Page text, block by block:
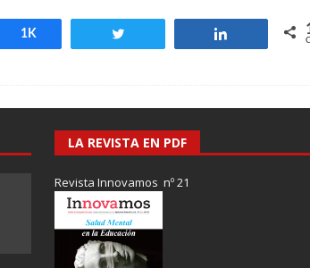
Compartir
1K Compartir
LA REVISTA EN PDF
Revista Innovamos nº 21